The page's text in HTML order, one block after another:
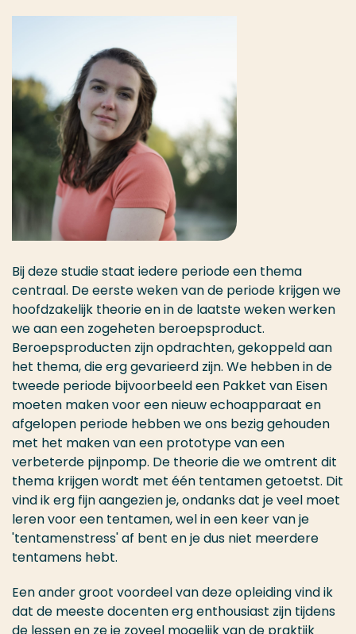
Bij deze studie staat iedere periode een thema
centraal. De eerste weken van de periode krijgen we
hoofdzakelijk theorie en in de laatste weken werken
we aan een zogeheten beroepsproduct.
Beroepsproducten zijn opdrachten, gekoppeld aan
het thema, die erg gevarieerd zijn. We hebben in de
tweede periode bijvoorbeeld een Pakket van Eisen
moeten maken voor een nieuw echoapparaat en
afgelopen periode hebben we ons bezig gehouden
met het maken van een prototype van een
verbeterde pijnpomp. De theorie die we omtrent dit
thema krijgen wordt met één tentamen getoetst. Dit
vind ik erg fijn aangezien je, ondanks dat je veel moet
leren voor een tentamen, wel in een keer van je
'tentamenstress' af bent en je dus niet meerdere
tentamens hebt.
Een ander groot voordeel van deze opleiding vind ik
dat de meeste docenten erg enthousiast zijn tijdens